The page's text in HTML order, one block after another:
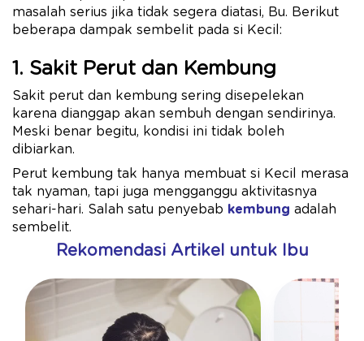
masalah serius jika tidak segera diatasi, Bu. Berikut
beberapa dampak sembelit pada si Kecil:
1. Sakit Perut dan Kembung
Sakit perut dan kembung sering disepelekan
karena dianggap akan sembuh dengan sendirinya.
Meski benar begitu, kondisi ini tidak boleh
dibiarkan.
Perut kembung tak hanya membuat si Kecil merasa
tak nyaman, tapi juga mengganggu aktivitasnya
sehari-hari. Salah satu penyebab kembung adalah
sembelit.
Rekomendasi Artikel untuk Ibu